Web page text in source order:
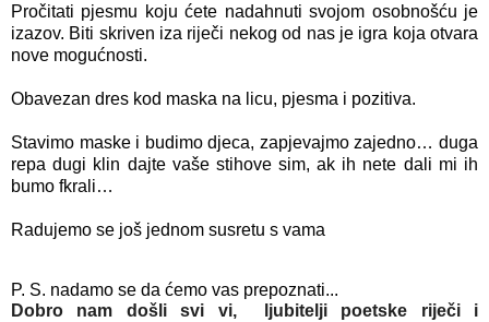
Pročitati pjesmu koju ćete nadahnuti svojom osobnošću je
izazov. Biti skriven iza riječi nekog od nas je igra koja otvara
nove mogućnosti.
Obavezan dres kod maska na licu, pjesma i pozitiva.
Stavimo maske i budimo djeca, zapjevajmo zajedno… duga
repa dugi klin dajte vaše stihove sim, ak ih nete dali mi ih
bumo fkrali…
Radujemo se još jednom susretu s vama
P. S. nadamo se da ćemo vas prepoznati...
Dobro nam došli svi vi,  ljubitelji poetske riječi i